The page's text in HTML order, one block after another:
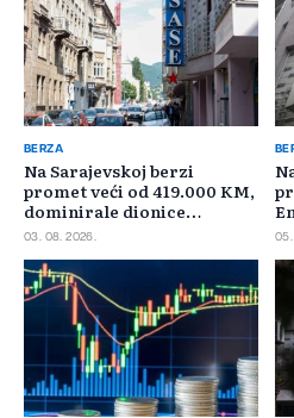
BERZA
Na Sarajevskoj berzi
promet veći od 419.000 KM,
dominirale dionice
Privredne banke Sarajevo
03. 08. 2026. 05.